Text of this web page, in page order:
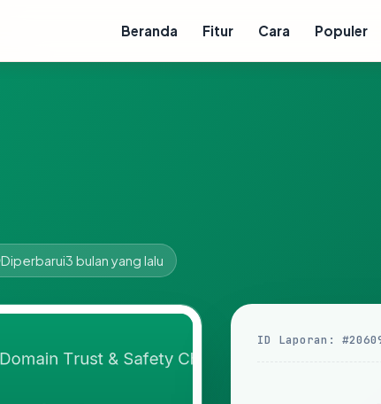
Beranda Fitur Cara Populer
Diperbarui3 bulan yang lalu
ID Laporan: